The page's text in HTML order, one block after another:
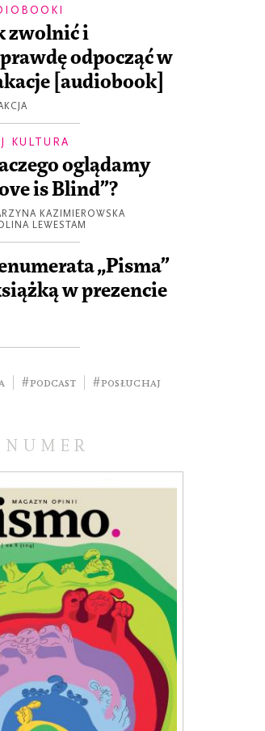
zwolnić i
odpocząć w
[audiobook]
KULTURA
oglądamy
is Blind”?
KAZIMIEROWSKA
LEWESTAM
„Pisma”
w prezencie
#podcast
#posłuchaj